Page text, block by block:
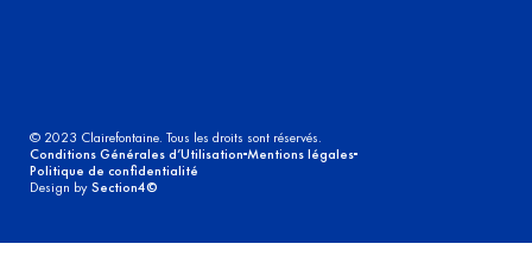
© 2023 Clairefontaine. Tous les droits sont réservés.
Conditions Générales d’Utilisation Mentions légales
Politique de confidentialité
Design bySection4©